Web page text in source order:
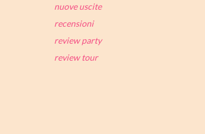
nuove uscite
recensioni
review party
review tour